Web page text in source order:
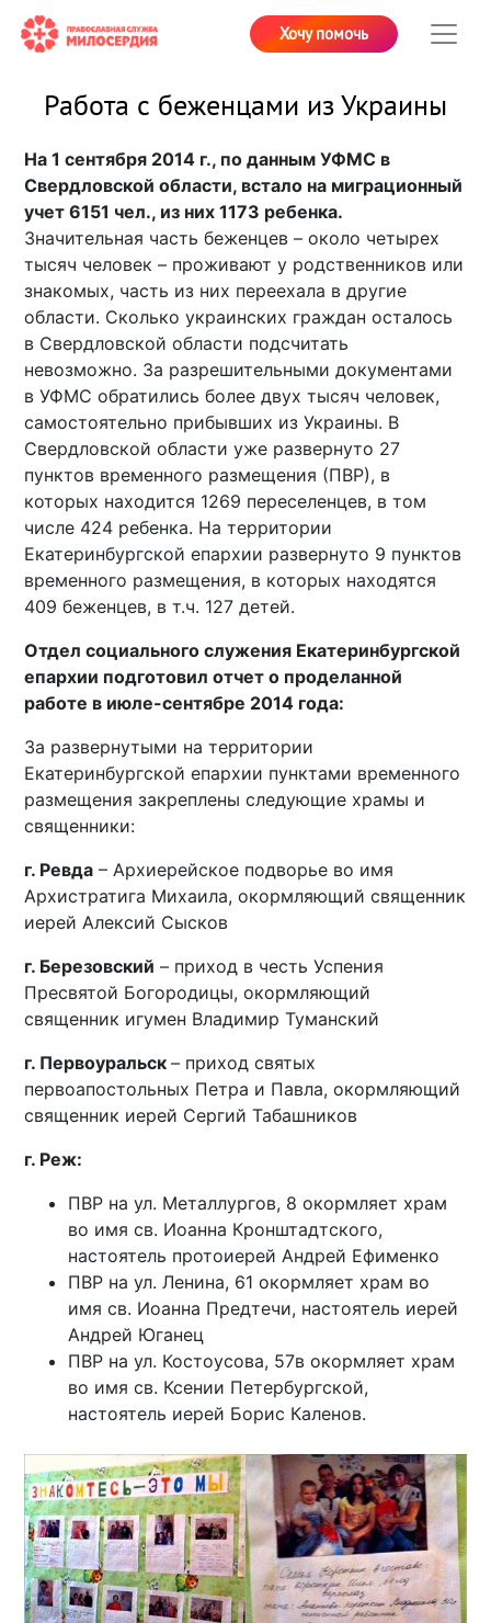
Хочу помочь
Работа с беженцами из Украины
На 1 сентября 2014 г., по данным УФМС в
Свердловской области, встало на миграционный
учет 6151 чел., из них 1173 ребенка.
Значительная часть беженцев – около четырех
тысяч человек – проживают у родственников или
знакомых, часть из них переехала в другие
области. Сколько украинских граждан осталось
в Свердловской области подсчитать
невозможно. За разрешительными документами
в УФМС обратились более двух тысяч человек,
самостоятельно прибывших из Украины. В
Свердловской области уже развернуто 27
пунктов временного размещения (ПВР), в
которых находится 1269 переселенцев, в том
числе 424 ребенка. На территории
Екатеринбургской епархии развернуто 9 пунктов
временного размещения, в которых находятся
409 беженцев, в т.ч. 127 детей.
Отдел социального служения Екатеринбургской
епархии подготовил отчет о проделанной
работе в июле-сентябре 2014 года:
За развернутыми на территории
Екатеринбургской епархии пунктами временного
размещения закреплены следующие храмы и
священники:
г. Ревда – Архиерейское подворье во имя
Архистратига Михаила, окормляющий священник
иерей Алексий Сысков
г. Березовский – приход в честь Успения
Пресвятой Богородицы, окормляющий
священник игумен Владимир Туманский
г. Первоуральск– приход святых
первоапостольных Петра и Павла, окормляющий
священник иерей Сергий Табашников
г. Реж:
ПВР на ул. Металлургов, 8 окормляет храм
во имя св. Иоанна Кронштадтского,
настоятель протоиерей Андрей Ефименко
ПВР на ул. Ленина, 61 окормляет храм во
имя св. Иоанна Предтечи, настоятель иерей
Андрей Юганец
ПВР на ул. Костоусова, 57в окормляет храм
во имя св. Ксении Петербургской,
настоятель иерей Борис Каленов.